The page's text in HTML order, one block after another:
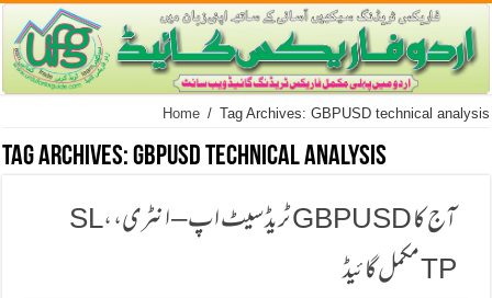
Home / Tag Archives: GBPUSD technical analysis
Tag Archives:GBPUSD technical analysis
آج کا GBPUSD ٹریڈ سیٹ اپ – انٹری، SL،
TP مکمل گائیڈ